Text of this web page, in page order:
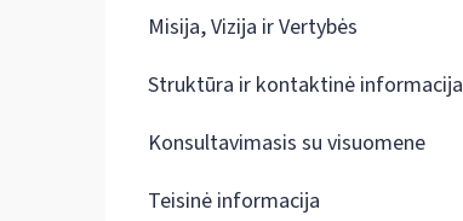
Misija, Vizija ir Vertybės
Struktūra ir kontaktinė informacija
Konsultavimasis su visuomene
Teisinė informacija